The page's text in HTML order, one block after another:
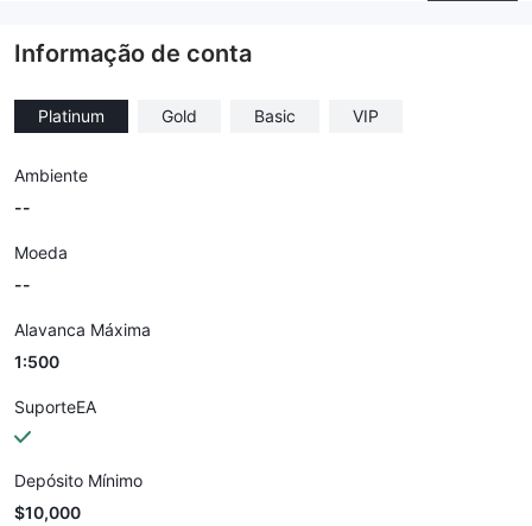
Informação de conta
Platinum Gold Basic VIP
Ambiente
--
Moeda
--
Alavanca Máxima
1:500
SuporteEA
Depósito Mínimo
$10,000